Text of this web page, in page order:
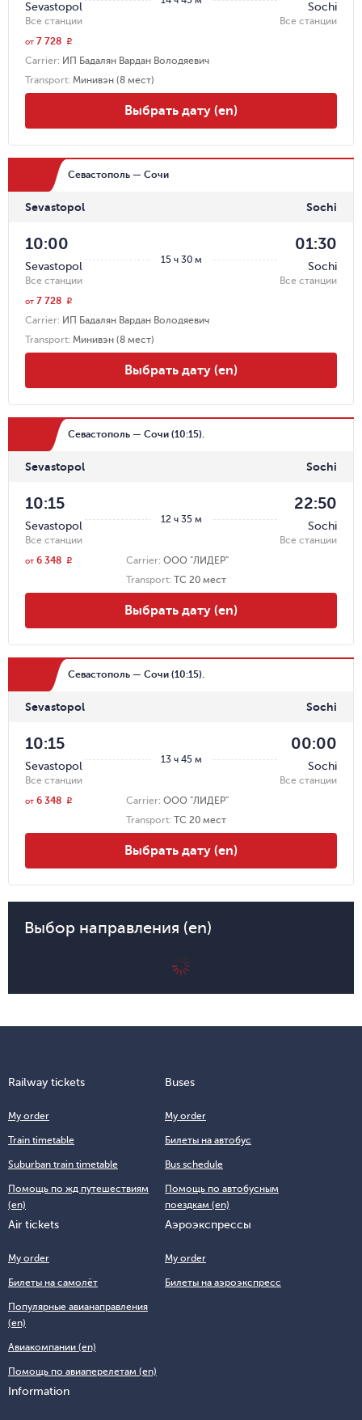
Выбор направления (en)
Sevastopol
Все станции
Sochi
Все станции
Carrier: ИП Бадалян Вардан Володяевич
Transport: Минивэн (8 мест)
от 7 728 r
Выбрать дату (en)
Севастополь — Сочи
Sevastopol Sochi
15 ч 30 м
10:00
Sevastopol
Все станции
01:30
Sochi
Все станции
Carrier: ИП Бадалян Вардан Володяевич
Transport: Минивэн (8 мест)
от 7 728 r
Выбрать дату (en)
Севастополь — Сочи (10:15).
Sevastopol Sochi
12 ч 35 м
10:15
Sevastopol
Все станции
22:50
Sochi
Все станции
Carrier: ООО "ЛИДЕР"
Transport: ТС 20 мест
от 6 348 r
Выбрать дату (en)
Севастополь — Сочи (10:15).
Sevastopol Sochi
13 ч 45 м
10:15
Sevastopol
Все станции
00:00
Sochi
Все станции
Carrier: ООО "ЛИДЕР"
Transport: ТС 20 мест
от 6 348 r
Выбрать дату (en)
Railway tickets
My order
Train timetable
Suburban train timetable
Помощь по жд путешествиям
(en)
Buses
My order
Билеты на автобус
Bus schedule
Помощь по автобусным
поездкам (en)
Air tickets
My order
Билеты на самолёт
Популярные авианаправления
(en)
Авиакомпании (en)
Помощь по авиаперелетам (en)
Аэроэкспрессы
My order
Билеты на аэроэкспресс
Information